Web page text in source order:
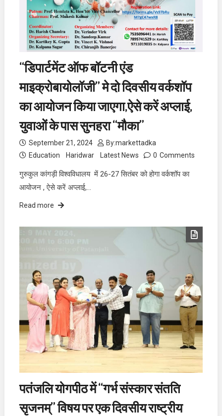
“डिपार्टमेंट ऑफ बॉटनी एंड
माइक्रोबायोलॉजी” मे दो दिवसीय वर्कशॉप
का आयोजन किया जाएगा,ऐसे करें अप्लाई,
युवाओं के पास सुनहरा “मौका”
September 21, 2024 By:markettadka
Education
Haridwar Latest News 0 Comments
गुरुकुल कांगड़ी विश्वविधालय में 26-27 सितंबर को होगा वर्कशॉप का
आयोजन , ऐसे करें अप्लाई,…
Read more
पतंजलि योगपीठ में “गर्भ संस्कार संतति
सृजनम्” विषय पर एक दिवसीय राष्ट्रीय